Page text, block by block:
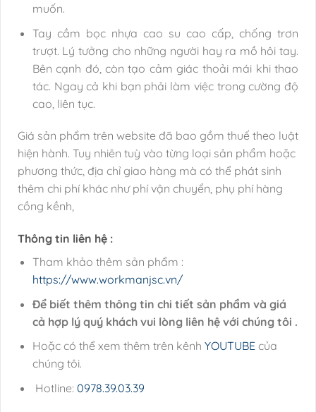
muốn.
Tay cầm bọc nhựa cao su cao cấp, chống trơn
trượt. Lý tưởng cho những người hay ra mồ hôi tay.
Bên cạnh đó, còn tạo cảm giác thoải mái khi thao
tác. Ngay cả khi bạn phải làm việc trong cường độ
cao, liên tục.
Giá sản phẩm trên website đã bao gồm thuế theo luật
hiện hành. Tuy nhiên tuỳ vào từng loại sản phẩm hoặc
phương thức, địa chỉ giao hàng mà có thể phát sinh
thêm chi phí khác như phí vận chuyển, phụ phí hàng
cồng kềnh,
Thông tin liên hệ :
Tham khảo thêm sản phẩm :
https://www.workmanjsc.vn/
Để biết thêm thông tin chi tiết sản phẩm và giá
cả hợp lý quý khách vui lòng liên hệ với chúng tôi .
Hoặc có thể xem thêm trên kênh YOUTUBEcủa
chúng tôi.
Hotline: 0978.39.03.39